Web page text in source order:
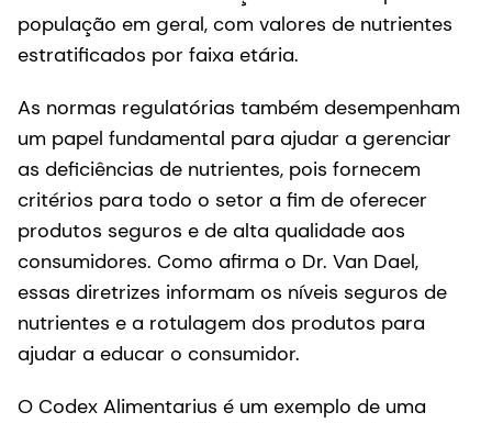
população em geral, com valores de nutrientes
estratificados por faixa etária.
As normas regulatórias também desempenham
um papel fundamental para ajudar a gerenciar
as deficiências de nutrientes, pois fornecem
critérios para todo o setor a fim de oferecer
produtos seguros e de alta qualidade aos
consumidores. Como afirma o Dr. Van Dael,
essas diretrizes informam os níveis seguros de
nutrientes e a rotulagem dos produtos para
ajudar a educar o consumidor.
O Codex Alimentarius é um exemplo de uma